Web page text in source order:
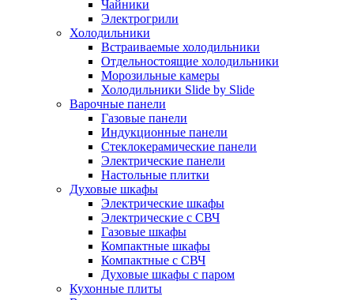
Чайники
Электрогрили
Холодильники
Встраиваемые холодильники
Отдельностоящие холодильники
Морозильные камеры
Холодильники Slide by Slide
Варочные панели
Газовые панели
Индукционные панели
Стеклокерамические панели
Электрические панели
Настольные плитки
Духовые шкафы
Электрические шкафы
Электрические с СВЧ
Газовые шкафы
Компактные шкафы
Компактные с СВЧ
Духовые шкафы с паром
Кухонные плиты